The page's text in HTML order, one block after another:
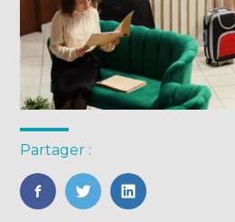
Partager :
FaceBook
TwitterLinkedIn